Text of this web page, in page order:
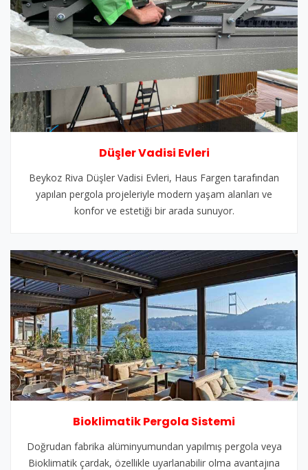
Düşler Vadisi Evleri
Beykoz Riva Düşler Vadisi Evleri, Haus Fargen tarafından
yapılan pergola projeleriyle modern yaşam alanları ve
konfor ve estetiği bir arada sunuyor.
Bioklimatik Pergola Sistemi
Doğrudan fabrika alüminyumundan yapılmış pergola veya
Bioklimatik çardak, özellikle uyarlanabilir olma avantajına